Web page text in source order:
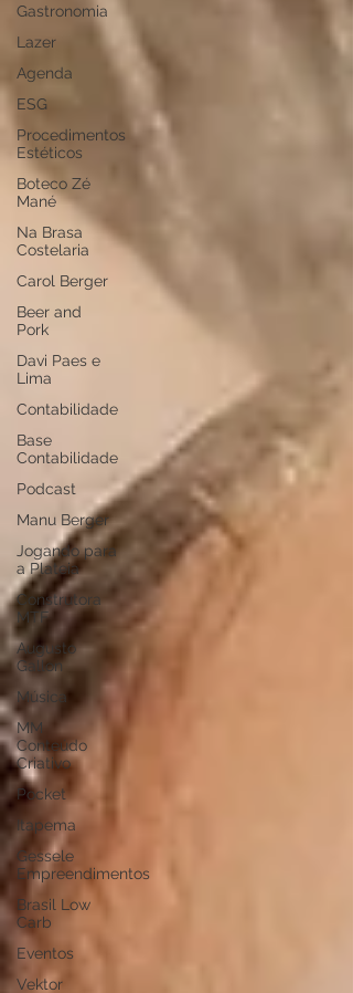
Gastronomia
Lazer
Agenda
ESG
Procedimentos
Estéticos
Boteco Zé
Mané
Na Brasa
Costelaria
Carol Berger
Beer and
Pork
Davi Paes e
Lima
Contabilidade
Base
Contabilidade
Podcast
Manu Berger
Jogando para
a Plateia
Construtora
MTF
Augusto
Gallon
Música
MM
Conteúdo
Criativo
Pocket
Itapema
Gessele
Empreendimentos
Brasil Low
Carb
Eventos
Vektor